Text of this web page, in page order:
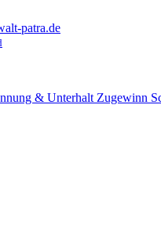
patra.de
& Unterhalt Zugewinn